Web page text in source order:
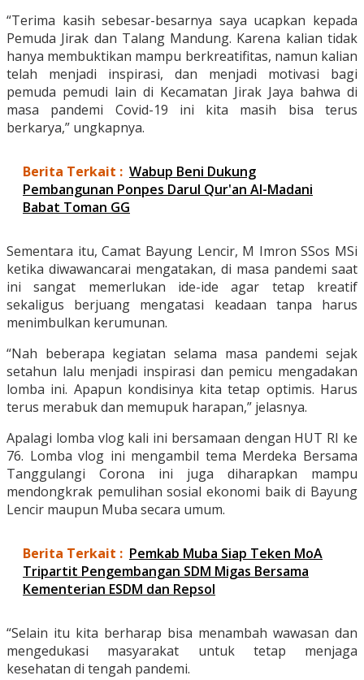
“Terima kasih sebesar-besarnya saya ucapkan kepada
Pemuda Jirak dan Talang Mandung. Karena kalian tidak
hanya membuktikan mampu berkreatifitas, namun kalian
telah menjadi inspirasi, dan menjadi motivasi bagi
pemuda pemudi lain di Kecamatan Jirak Jaya bahwa di
masa pandemi Covid-19 ini kita masih bisa terus
berkarya,” ungkapnya.
Berita Terkait : Wabup Beni Dukung
Pembangunan Ponpes Darul Qur'an Al-Madani
Babat Toman GG
Sementara itu, Camat Bayung Lencir, M Imron SSos MSi
ketika diwawancarai mengatakan, di masa pandemi saat
ini sangat memerlukan ide-ide agar tetap kreatif
sekaligus berjuang mengatasi keadaan tanpa harus
menimbulkan kerumunan.
“Nah beberapa kegiatan selama masa pandemi sejak
setahun lalu menjadi inspirasi dan pemicu mengadakan
lomba ini. Apapun kondisinya kita tetap optimis. Harus
terus merabuk dan memupuk harapan,” jelasnya.
Apalagi lomba vlog kali ini bersamaan dengan HUT RI ke
76. Lomba vlog ini mengambil tema Merdeka Bersama
Tanggulangi Corona ini juga diharapkan mampu
mendongkrak pemulihan sosial ekonomi baik di Bayung
Lencir maupun Muba secara umum.
Berita Terkait : Pemkab Muba Siap Teken MoA
Tripartit Pengembangan SDM Migas Bersama
Kementerian ESDM dan Repsol
“Selain itu kita berharap bisa menambah wawasan dan
mengedukasi masyarakat untuk tetap menjaga
kesehatan di tengah pandemi.